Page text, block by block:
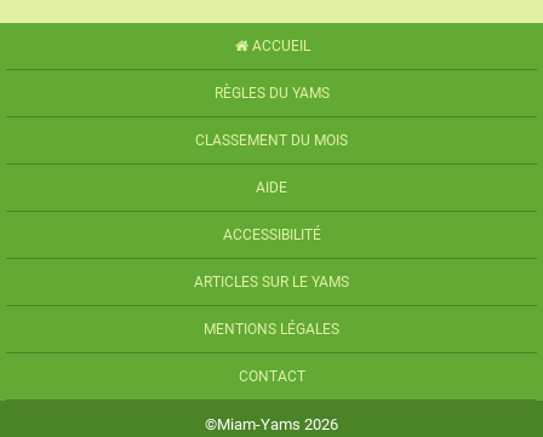
ACCUEIL
RÈGLES DU YAMS
CLASSEMENT DU MOIS
AIDE
ACCESSIBILITÉ
ARTICLES SUR LE YAMS
MENTIONS LÉGALES
CONTACT
©Miam-Yams 2026